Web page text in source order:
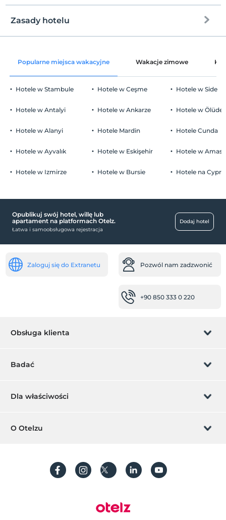
plaża piaskowa
rusztowanie
Części wspólne i wszystkie pokoje
Parking
wolny prywatny parking
Usługi rozrywkowe
Wydarzenie świąteczne
pokój dla niepełnosprawnych
Łatwy dojazd do szpitala (15 minut)
odkryty basen (sezonowo)
miejsca publiczne
pokój spotkań
pokoje rodzinne
Całodobowa recepcja
Zasady hotelu
Zameldować się
Wymeldować się
Przed 12:00
Zwierzęta
Niemowlęta do wieku do 0 są bezpłatne.
Popularne miejsca wakacyjne Wakacje zimowe
Hotele w Stambule
Hotele w Antalyi
Hotele w Alanyi
Hotele w Ayvalık
Hotele w Izmirze
Hotele w Ceşme
Hotele w Ankarze
Hotele Mardin
Hotele w Eskişehir
Hotele w Bursie
Hotele w Side
Hotele w
Hotele Cunda
Hotele w
Hotele na
Opublikuj swój hotel, willę lub
apartament na platformach Otelz.
Łatwa i samoobsługowa rejestracja
Dodaj hotel
Zaloguj się do Extranetu Pozwól nam zadzwonić
+90 850 333 0 220
Obsługa klienta
Zarządzanie rezerwacją
Często Zadawane Pytania
Badać
Karta podarunkowa
Utwórz konto
Dla właściwości
Dodaj swój hotel
O Otelzu